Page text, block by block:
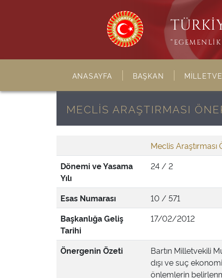
ANASAYFA BAŞKAN
MECLİS ARAŞTIRMASI
Meclis
Dönemi ve Yasama
Yılı
24 / 2
Esas Numarası
10 / 571
Başkanlığa Geliş
Tarihi
17/02/2012
Önergenin Özeti
Bartın Milletvekili
dışı ve suç
önlemlerin